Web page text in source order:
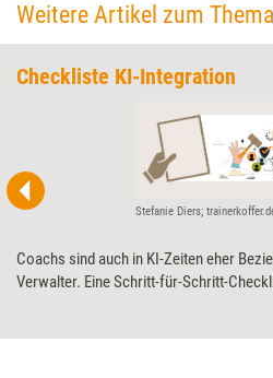
Weitere Artikel zum
Checkliste KI-Integration
Stefanie Diers;
Coachs sind auch in KI-Zeiten eher
Verwalter. Eine Schritt-für-Schritt-